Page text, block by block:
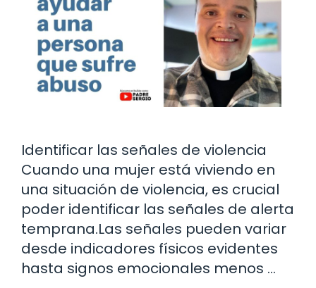
Identificar las señales de violencia
Cuando una mujer está viviendo en
una situación de violencia, es crucial
poder identificar las señales de alerta
temprana.Las señales pueden variar
desde indicadores físicos evidentes
hasta signos emocionales menos …